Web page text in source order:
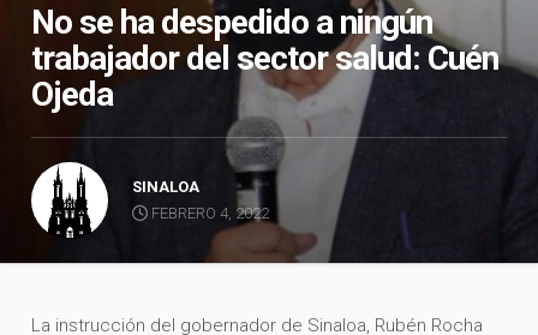
No se ha despedido a ningún
trabajador del sector salud: Cuén
Ojeda
SINALOA
FEBRERO 4, 2022
La instrucción del gobernador de Sinaloa, Rubén Rocha